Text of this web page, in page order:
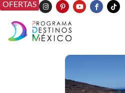
OFERTAS